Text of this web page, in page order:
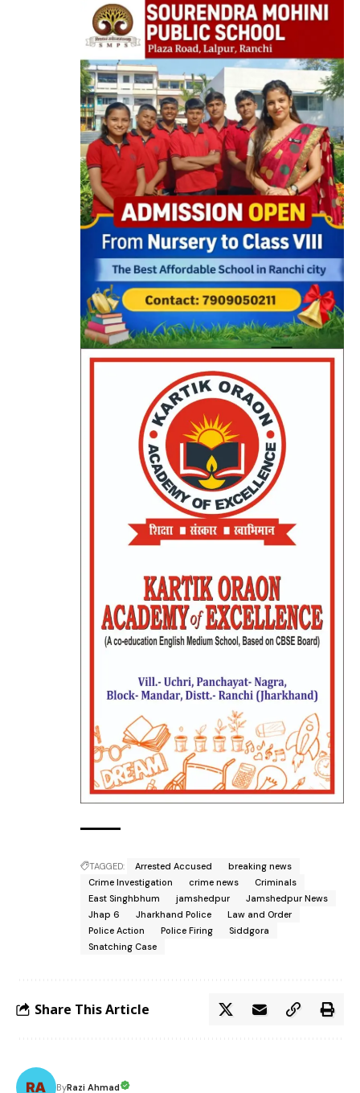
TAGGED: Arrested Accused
breaking news
Crime Investigation
crime news
Criminals
East Singhbhum
jamshedpur
Jamshedpur News
Jhap 6
Jharkhand Police
Law and Order
Police Action
Police Firing
Siddgora
Snatching Case
Share This Article
ByRazi Ahmad